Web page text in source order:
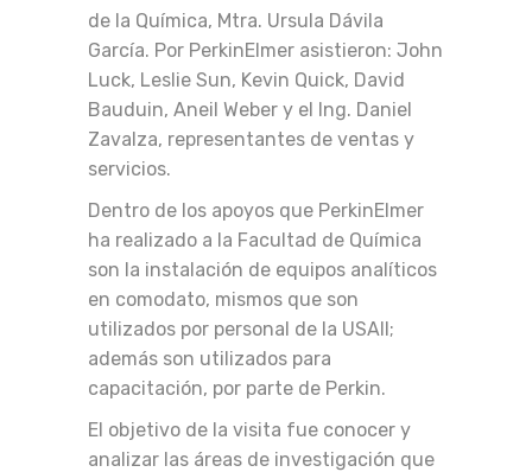
de la Química, Mtra. Ursula Dávila
García. Por PerkinElmer asistieron: John
Luck, Leslie Sun, Kevin Quick, David
Bauduin, Aneil Weber y el Ing. Daniel
Zavalza, representantes de ventas y
servicios.
Dentro de los apoyos que PerkinElmer
ha realizado a la Facultad de Química
son la instalación de equipos analíticos
en comodato, mismos que son
utilizados por personal de la USAII;
además son utilizados para
capacitación, por parte de Perkin.
El objetivo de la visita fue conocer y
analizar las áreas de investigación que